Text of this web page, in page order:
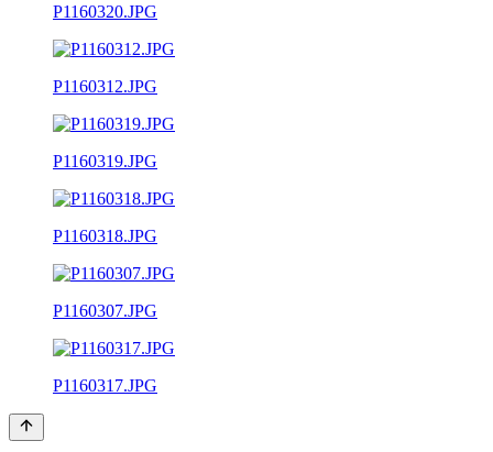
P1160320.JPG
P1160312.JPG
P1160319.JPG
P1160318.JPG
P1160307.JPG
P1160317.JPG